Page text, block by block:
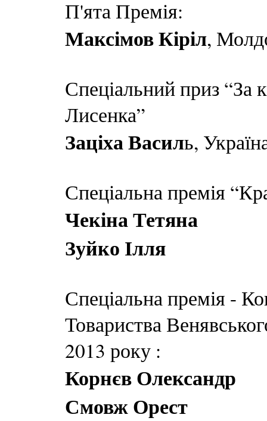
П'ята Премія:
Максімов Кіріл,
Спеціальний приз
Лисенка”
Заціха Василь,
Спеціальна премія
Чекіна Тетяна
Зуйко Ілля
Спеціальна премія -
Товариства
2013 року :
Корнєв Олександр
Смовж Орест